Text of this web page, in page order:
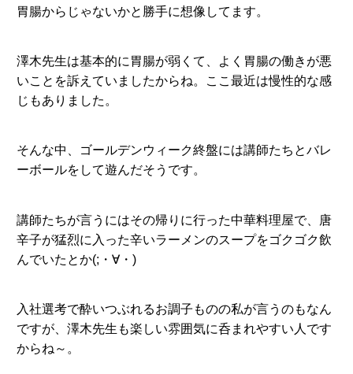
胃腸からじゃないかと勝手に想像してます。
澤木先生は基本的に胃腸が弱くて、よく胃腸の働きが悪
いことを訴えていましたからね。ここ最近は慢性的な感
じもありました。
そんな中、ゴールデンウィーク終盤には講師たちとバレ
ーボールをして遊んだそうです。
講師たちが言うにはその帰りに行った中華料理屋で、唐
辛子が猛烈に入った辛いラーメンのスープをゴクゴク飲
んでいたとか(;・∀・)
入社選考で酔いつぶれるお調子ものの私が言うのもなん
ですが、澤木先生も楽しい雰囲気に呑まれやすい人です
からね～。